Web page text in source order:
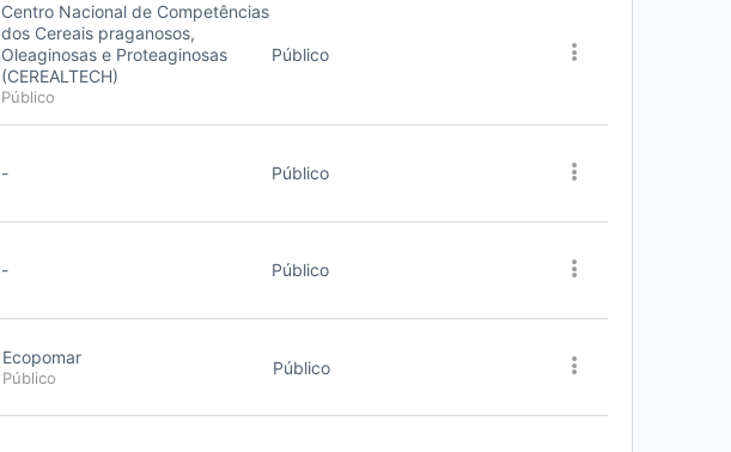
Centro Nacional de Competências
dos Cereais praganosos,
Oleaginosas e Proteaginosas
(CEREALTECH)
Público
Público
- Público
- Público
Ecopomar
Público
Público